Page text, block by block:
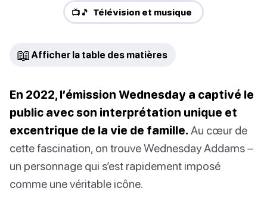
📺🎵 Télévision et musique
📖 Afficher la table des matières
En 2022, l’émission Wednesday a captivé le
public avec son interprétation unique et
excentrique de la vie de famille. Au cœur de
cette fascination, on trouve Wednesday Addams –
un personnage qui s’est rapidement imposé
comme une véritable icône.